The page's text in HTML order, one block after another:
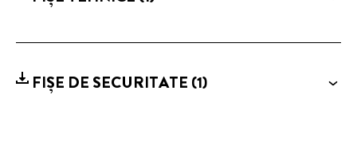
FIȘE DE SECURITATE (1)